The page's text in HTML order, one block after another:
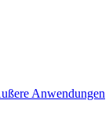
Anwendungen